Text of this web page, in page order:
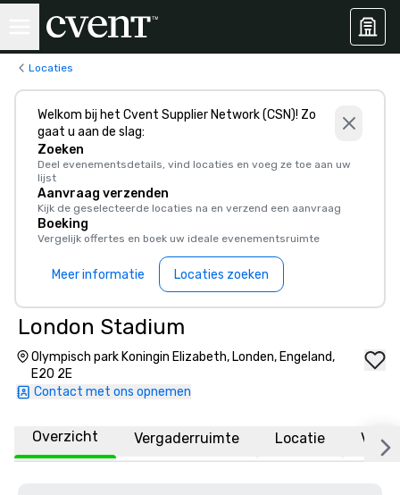
Locaties
Welkom bij het Cvent Supplier Network (CSN)! Zo
gaat u aan de slag:
Zoeken
Deel evenementsdetails, vind locaties en voeg ze toe aan uw
lijst
Aanvraag verzenden
Kijk de geselecteerde locaties na en verzend een aanvraag
Boeking
Vergelijk offertes en boek uw ideale evenementsruimte
Meer informatie Locaties zoeken
London Stadium
Olympisch park Koningin Elizabeth, Londen, Engeland,
E20 2E
Contact met ons opnemen
Overzicht Vergaderruimte Locatie